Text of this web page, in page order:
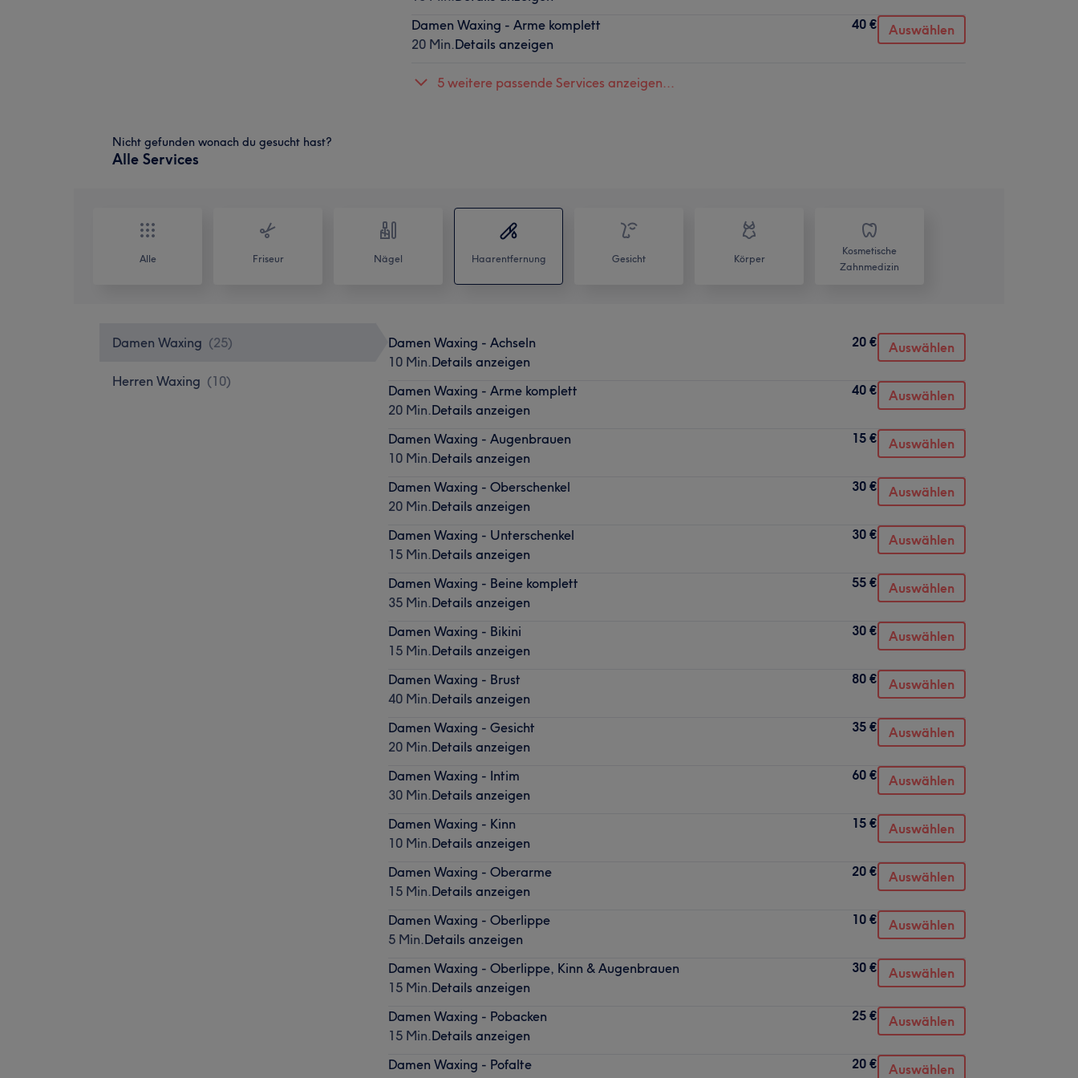
Damen Waxing - Arme komplett
20 Min.Details anzeigen
40 € Auswählen
5 weitere passende Services anzeigen...
Nicht gefunden wonach du gesucht hast?
Alle Services
Alle Friseur Nägel Haarentfernung Gesicht Körper
Kosmetische
Zahnmedizin
Damen Waxing (25)
Herren Waxing (10)
Damen Waxing - Achseln
10 Min.Details anzeigen
20 € Auswählen
Damen Waxing - Arme komplett
20 Min.Details anzeigen
40 € Auswählen
Damen Waxing - Augenbrauen
10 Min.Details anzeigen
15 € Auswählen
Damen Waxing - Oberschenkel
20 Min.Details anzeigen
30 € Auswählen
Damen Waxing - Unterschenkel
15 Min.Details anzeigen
30 € Auswählen
Damen Waxing - Beine komplett
35 Min.Details anzeigen
55 € Auswählen
Damen Waxing - Bikini
15 Min.Details anzeigen
30 € Auswählen
Damen Waxing - Brust
40 Min.Details anzeigen
80 € Auswählen
Damen Waxing - Gesicht
20 Min.Details anzeigen
35 € Auswählen
Damen Waxing - Intim
30 Min.Details anzeigen
60 € Auswählen
Damen Waxing - Kinn
10 Min.Details anzeigen
15 € Auswählen
Damen Waxing - Oberarme
15 Min.Details anzeigen
20 € Auswählen
Damen Waxing - Oberlippe
5 Min.Details anzeigen
10 € Auswählen
Damen Waxing - Oberlippe, Kinn & Augenbrauen
15 Min.Details anzeigen
30 € Auswählen
Damen Waxing - Pobacken
15 Min.Details anzeigen
25 € Auswählen
Damen Waxing - Pofalte
20 € Auswählen